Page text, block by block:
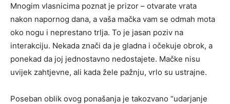
Mnogim vlasnicima poznat je prizor – otvarate vrata
nakon napornog dana, a vaša mačka vam se odmah mota
oko nogu i neprestano trlja. To je jasan poziv na
interakciju. Nekada znači da je gladna i očekuje obrok, a
ponekad da joj jednostavno nedostajete. Mačke nisu
uvijek zahtjevne, ali kada žele pažnju, vrlo su ustrajne.
Poseban oblik ovog ponašanja je takozvano “udarjanje